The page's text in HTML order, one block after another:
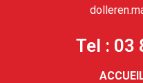
Tel : 03